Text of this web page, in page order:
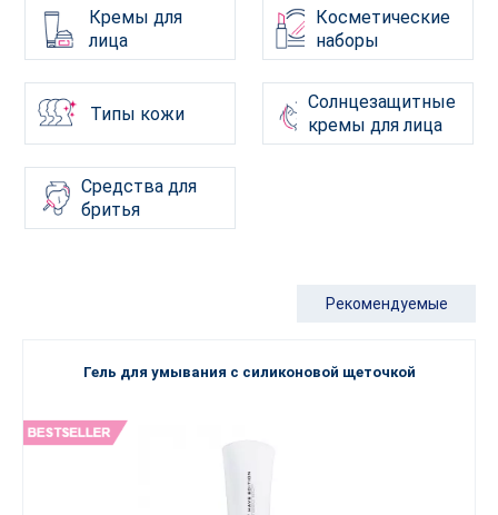
Кремы для
лица
Косметические
наборы
Типы кожи
Солнцезащитные
кремы для лица
Средства для
бритья
Рекомендуемые
Гель для умывания с силиконовой щеточкой